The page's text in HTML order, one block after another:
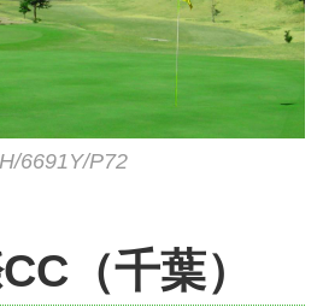
6691Y/P72
（千葉）